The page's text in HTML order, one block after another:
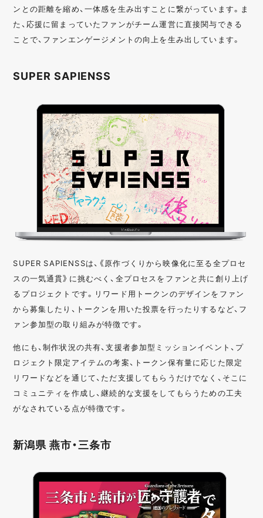
ンとの距離を縮め、一体感を生み出すことに繋がっています。ま
た、応援に留まっていたファンがチーム運営に直接関与できる
ことで、ファンエンゲージメントの向上を生み出しています。
SUPER SAPIENSS
SUPER SAPIENSSは、《原作づくりから映像化に至る全プロセ
スの一気通貫》に挑むべく、全プロセスをファンと共に創り上げ
るプロジェクトです。リワード用トークンのデザインをファン
から募集したり、トークンを用いた投票を行ったりするなど、フ
ァン参加型の取り組みが特徴です。
他にも、制作状況の共有、支援者参加型ミッションイベント、プ
ロジェクト限定アイテムの考案、トークン保有量に応じた限定
リワードなどを通じて、ただ支援してもらうだけでなく、そこに
コミュニティを作成し、継続的な支援をしてもらうための工夫
がなされている点が特徴です。
新潟県 燕市・三条市